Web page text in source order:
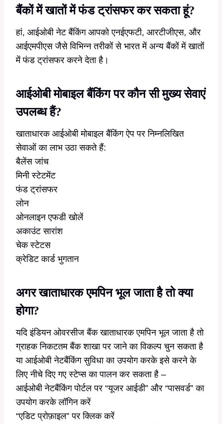
बैंकों में खातों में फंड ट्रांसफर कर सकता हूं?
हां, आईओबी नेट बैंकिंग आपको एनईएफटी, आरटीजीएस, और
आईएमपीएस जैसे विभिन्न तरीकों से भारत में अन्य बैंकों में खातों
में फंड ट्रांसफर करने देता है।
आईओबी मोबाइल बैंकिंग पर कौन सी मुख्य सेवाएं
उपलब्ध हैं?
खाताधारक आईओबी मोबाइल बैंकिंग ऐप पर निम्नलिखित
सेवाओं का लाभ उठा सकते हैं:
बैलेंस जांच
मिनी स्टेटमेंट
फंड ट्रांसफर
लोन
ओनलाइन एफडी खोलें
अकाउंट सारांश
चेक स्टेटस
क्रेडिट कार्ड भुगतान
अगर खाताधारक एमपिन भूल जाता है तो क्या
होगा?
यदि इंडियन ओवरसीज बैंक खाताधारक एमपिन भूल जाता है तो
ग्राहक निकटतम बैंक शाखा पर जाने का विकल्प चुन सकता है
या आईओबी नेटबैंकिंग सुविधा का उपयोग करके इसे करने के
लिए नीचे दिए गए स्टेप्स का पालन कर सकता है –
आईओबी नेटबैंकिंग पोर्टल पर “यूजर आईडी” और “पासवर्ड” का
उपयोग करके लॉगिन करें
“एडिट प्रोफ़ाइल” पर क्लिक करें